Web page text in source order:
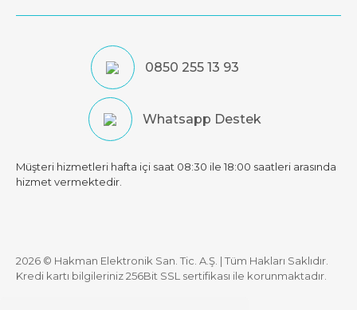
0850 255 13 93
Whatsapp Destek
Müşteri hizmetleri hafta içi saat 08:30 ile 18:00 saatleri arasında
hizmet vermektedir.
2026 © Hakman Elektronik San. Tic. A.Ş. | Tüm Hakları Saklıdır.
Kredi kartı bilgileriniz 256Bit SSL sertifikası ile korunmaktadır.